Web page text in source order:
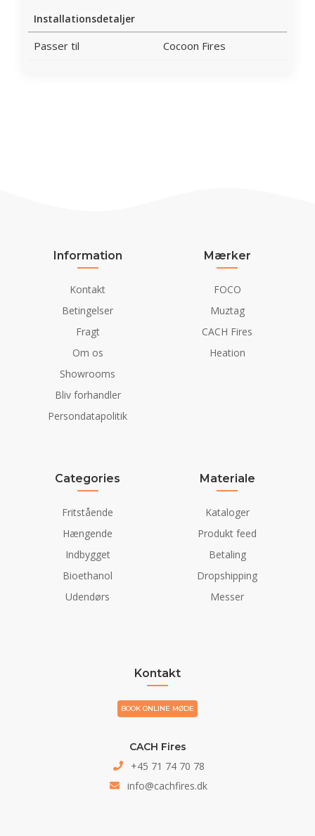
Installationsdetaljer
Passer til Cocoon Fires
Information
Kontakt
Betingelser
Fragt
Om os
Showrooms
Bliv forhandler
Persondatapolitik
Mærker
FOCO
Muztag
CACH Fires
Heation
Categories
Fritstående
Hængende
Indbygget
Bioethanol
Udendørs
Materiale
Kataloger
Produkt feed
Betaling
Dropshipping
Messer
Kontakt
BOOK ONLINE MØDE
CACH Fires
+45 71 74 70 78
info@cachfires.dk